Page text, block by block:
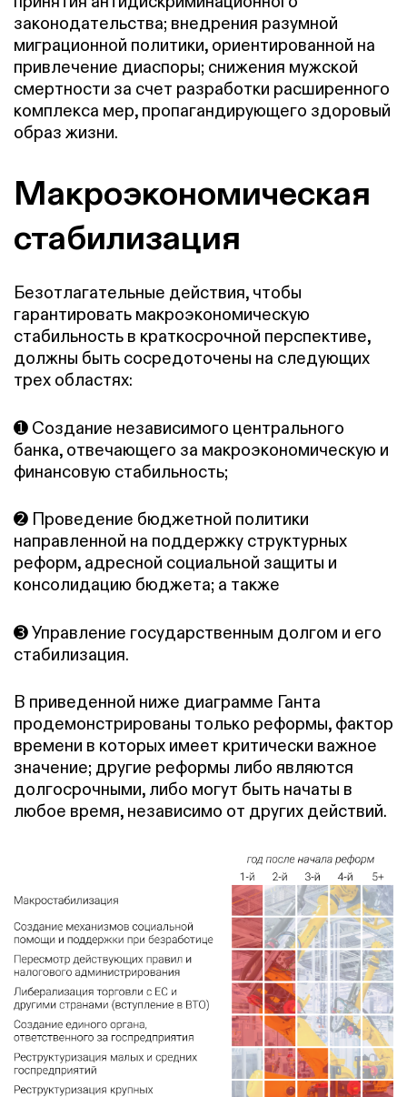
законодательства; внедрения разумной
миграционной политики, ориентированной на
привлечение диаспоры; снижения мужской
смертности за счет разработки расширенного
комплекса мер, пропагандирующего здоровый
образ жизни.
Макроэкономическая
стабилизация
Безотлагательные действия, чтобы
гарантировать макроэкономическую
стабильность в краткосрочной перспективе,
должны быть сосредоточены на следующих
трех областях:
➊ Создание независимого центрального
банка, отвечающего за макроэкономическую и
финансовую стабильность;
➋ Проведение бюджетной политики
направленной на поддержку структурных
реформ, адресной социальной защиты и
консолидацию бюджета; а также
➌ Управление государственным долгом и его
стабилизация.
В приведенной ниже диаграмме Ганта
продемонстрированы только реформы, фактор
времени в которых имеет критически важное
значение; другие реформы либо являются
долгосрочными, либо могут быть начаты в
любое время, независимо от других действий.